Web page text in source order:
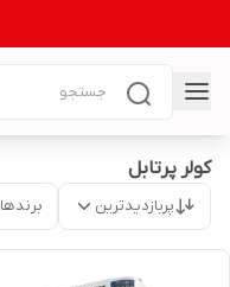
کولر پرتابل
پربازدیدترین برندها